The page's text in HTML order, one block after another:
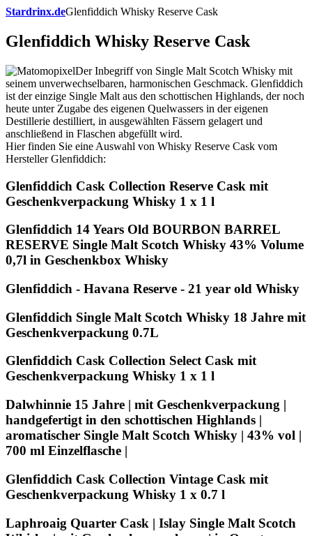
Stardrinx.deGlenfiddich Whisky Reserve Cask
Glenfiddich Whisky Reserve Cask
Der Inbegriff von Single Malt Scotch Whisky mit
seinem unverwechselbaren, harmonischen Geschmack. Glenfiddich
ist der einzige Single Malt aus den schottischen Highlands, der noch
heute unter Zugabe des eigenen Quelwassers in der eigenen
Destillerie destilliert, in ausgewählten Fässern gelagert und
anschließend in Flaschen abgefüllt wird.
Hier finden Sie eine Auswahl von Whisky Reserve Cask vom
Hersteller Glenfiddich:
Glenfiddich Cask Collection Reserve Cask mit
Geschenkverpackung Whisky 1 x 1 l
Glenfiddich 14 Years Old BOURBON BARREL
RESERVE Single Malt Scotch Whisky 43% Volume
0,7l in Geschenkbox Whisky
Glenfiddich - Havana Reserve - 21 year old Whisky
Glenfiddich Single Malt Scotch Whisky 18 Jahre mit
Geschenkverpackung 0.7L
Glenfiddich Cask Collection Select Cask mit
Geschenkverpackung Whisky 1 x 1 l
Dalwhinnie 15 Jahre | mit Geschenkverpackung |
handgefertigt in den schottischen Highlands |
aromatischer Single Malt Scotch Whisky | 43% vol |
700 ml Einzelflasche |
Glenfiddich Cask Collection Vintage Cask mit
Geschenkverpackung Whisky 1 x 0.7 l
Laphroaig Quarter Cask | Islay Single Malt Scotch